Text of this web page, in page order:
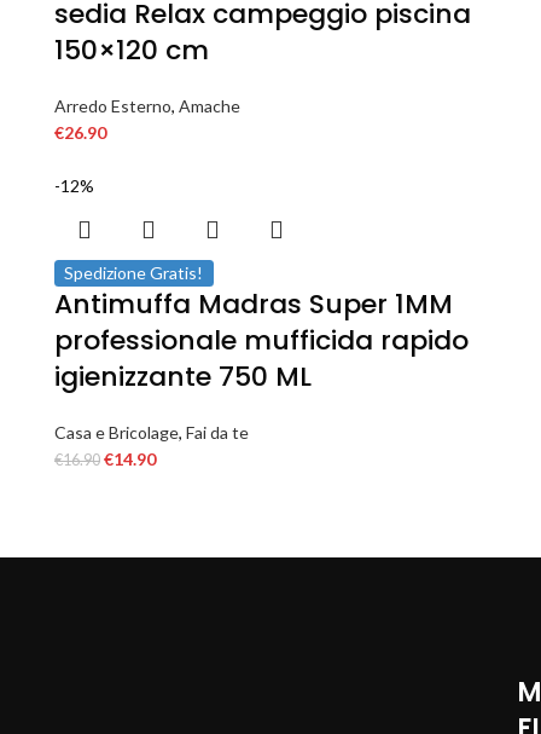
sedia Relax campeggio piscina
150×120 cm
Arredo Esterno, Amache
€26.90
-12%
Spedizione Gratis!
Antimuffa Madras Super 1MM
professionale mufficida rapido
igienizzante 750 ML
Casa e Bricolage, Fai da te
€16.90 €14.90